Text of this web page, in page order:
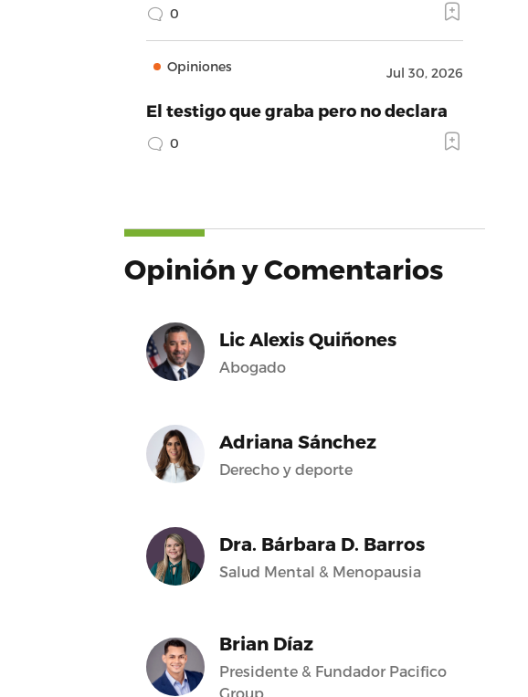
0
Opiniones Jul 30, 2026
El testigo que graba pero no declara
0
Opinión y Comentarios
Lic Alexis Quiñones
Abogado
Adriana Sánchez
Derecho y deporte
Dra. Bárbara D. Barros
Salud Mental & Menopausia
Brian Díaz
Presidente & Fundador Pacifico
Group